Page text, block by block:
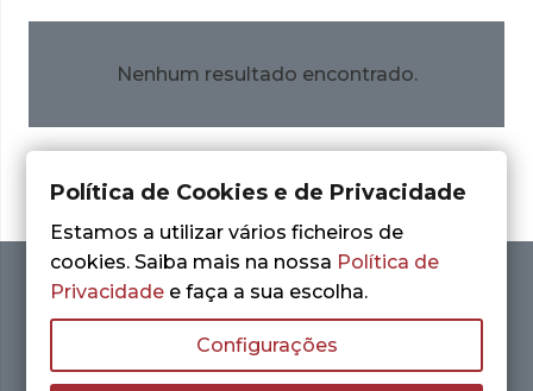
Nenhum resultado encontrado.
Política de Cookies e de Privacidade
Estamos a utilizar vários ficheiros de
cookies. Saiba mais na nossa Política de
Privacidade e faça a sua escolha.
Configurações